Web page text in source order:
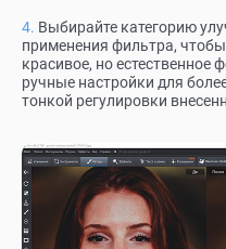
Выбирайте категорию
применения фильтра,
красивое, но
ручные настройки для
тонкой регулировки